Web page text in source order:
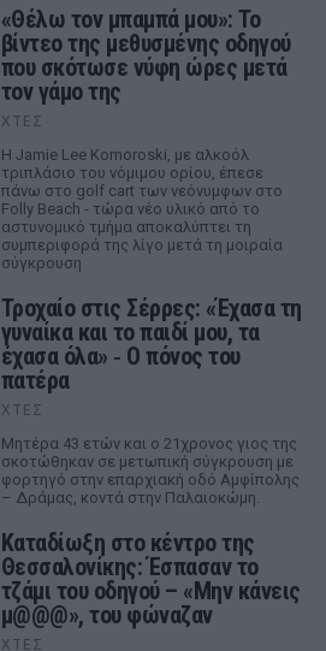
«Θέλω τον μπαμπά μου»: Το
βίντεο της μεθυσμένης οδηγού
που σκότωσε νύφη ώρες μετά
τον γάμο της
ΧΤΕΣ
Η Jamie Lee Komoroski, με αλκοόλ
τριπλάσιο του νόμιμου ορίου, έπεσε
πάνω στο golf cart των νεόνυμφων στο
Folly Beach - τώρα νέο υλικό από το
αστυνομικό τμήμα αποκαλύπτει τη
συμπεριφορά της λίγο μετά τη μοιραία
σύγκρουση
Τροχαίο στις Σέρρες: «Έχασα τη
γυναίκα και το παιδί μου, τα
έχασα όλα» ‑ Ο πόνος του
πατέρα
ΧΤΕΣ
Μητέρα 43 ετών και ο 21χρονος γιος της
σκοτώθηκαν σε μετωπική σύγκρουση με
φορτηγό στην επαρχιακή οδό Αμφίπολης
– Δράμας, κοντά στην Παλαιοκώμη.
Καταδίωξη στο κέντρο της
Θεσσαλονίκης: Έσπασαν το
τζάμι του οδηγού – «Μην κάνεις
μ@@@», του φώναζαν
ΧΤΕΣ